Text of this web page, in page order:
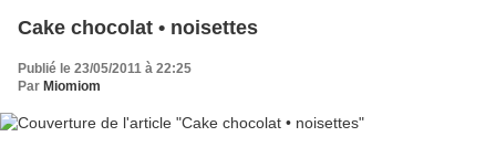
Cake chocolat • noisettes
Publié le 23/05/2011 à 22:25
Par Miomiom